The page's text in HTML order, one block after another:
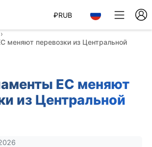
₽RUB
меняют перевозки из Центральной
ЕС меняют
из Центральной